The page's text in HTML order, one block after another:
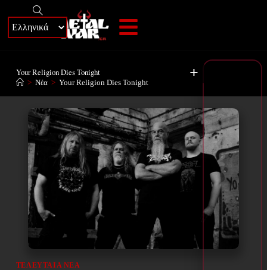
+
Your Religion Dies Tonight
> Νέα > Your Religion Dies Tonight
ΤΕΛΕΥΤΑΊΑ ΝΈΑ